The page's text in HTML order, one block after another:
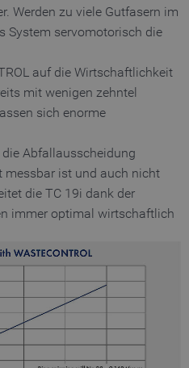
Werden zu viele Gutfasern im
System servomotorisch die
auf die Wirtschaftlichkeit
mit wenigen zehntel
sich enorme
die Abfallausscheidung
messbar ist und auch nicht
die TC 19i dank der
immer optimal wirtschaftlich